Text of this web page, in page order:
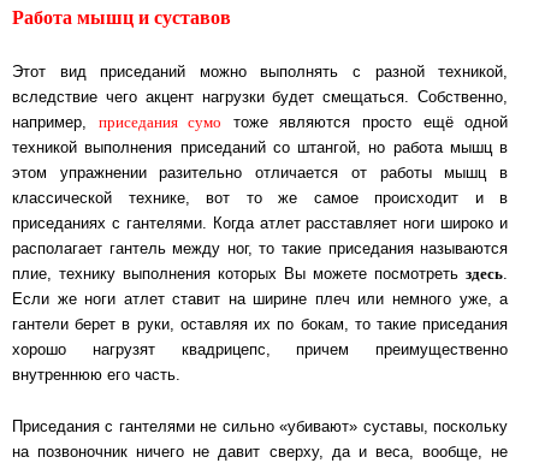
Работа мышц и суставов
Этот вид приседаний можно выполнять с разной техникой,
вследствие чего акцент нагрузки будет смещаться. Собственно,
например, приседания сумо тоже являются просто ещё одной
техникой выполнения приседаний со штангой, но работа мышц в
этом упражнении разительно отличается от работы мышц в
классической технике, вот то же самое происходит и в
приседаниях с гантелями. Когда атлет расставляет ноги широко и
располагает гантель между ног, то такие приседания называются
плие, технику выполнения которых Вы можете посмотретьздесь
Если же ноги атлет ставит на ширине плеч или немного уже, а
гантели берет в руки, оставляя их по бокам, то такие приседания
хорошо нагрузят квадрицепс, причем преимущественно
внутреннюю его часть.
Приседания с гантелями не сильно «убивают» суставы, поскольку
на позвоночник ничего не давит сверху, да и веса, вообще, не